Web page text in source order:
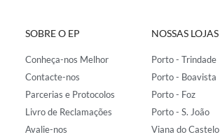
SOBRE O EP
Conheça-nos Melhor
Contacte-nos
Parcerias e Protocolos
Livro de Reclamações
Avalie-nos
NOSSAS LOJAS
Porto - Trindade
Porto - Boavista
Porto - Foz
Porto - S. João
Viana do Castelo